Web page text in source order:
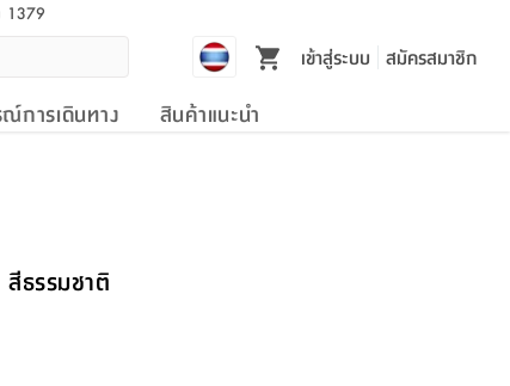
1379
เข้าสู่ระบบ สมัครสมาชิก
การเดินทาง สินค้าแนะนำ
สีธรรมชาติ